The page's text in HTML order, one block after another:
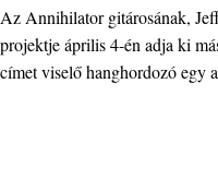
Az Annihilator gitárosának,
projektje április 4-én adja ki
címet viselő hanghordozó egy